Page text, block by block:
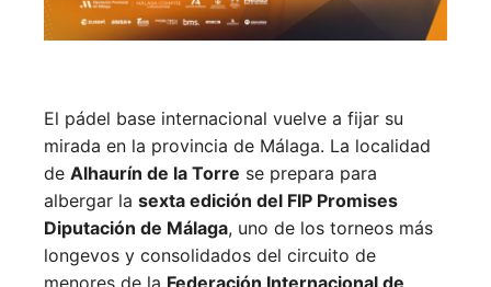
El pádel base internacional vuelve a fijar su
mirada en la provincia de Málaga. La localidad
de Alhaurín de la Torre se prepara para
albergar la sexta edición del FIP Promises
Diputación de Málaga, uno de los torneos más
longevos y consolidados del circuito de